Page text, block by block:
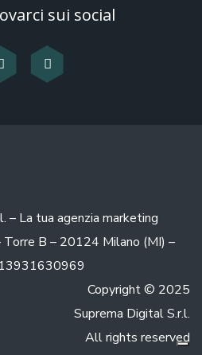
sui social
– La tua agenzia marketing
Torre B – 20124 Milano (MI) –
Copyright © 2025
Suprema Digital S.r.l.
All rights reserved